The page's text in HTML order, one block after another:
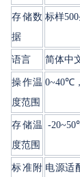
存储数
据
标样
语言 简体中
操作温
度范围
0~40℃
存储温
度范围
-
标准附 电源适